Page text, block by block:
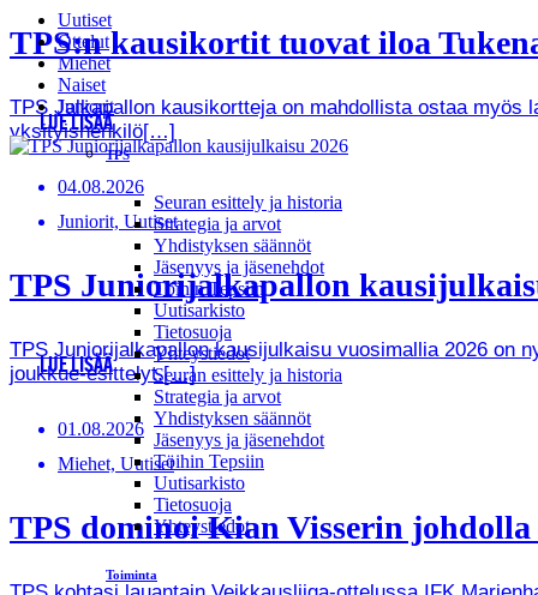
Uutiset
Ottelut
Miehet
Naiset
Juniorit
TPS
Seuran esittely ja historia
Strategia ja arvot
Yhdistyksen säännöt
Jäsenyys ja jäsenehdot
Töihin Tepsiin
Uutisarkisto
Tietosuoja
Yhteystiedot
Seuran esittely ja historia
Strategia ja arvot
Yhdistyksen säännöt
Jäsenyys ja jäsenehdot
Töihin Tepsiin
Uutisarkisto
Tietosuoja
Yhteystiedot
Toiminta
TPS:n kausikortit tuovat iloa
TPS Jalkapallon kausikortteja on mahdollista ostaa
yksityishenkilö[…]
LUE LISÄÄ
04.08.2026
Juniorit, Uutiset
TPS Juniorijalkapallon
TPS Juniorijalkapallon kausijulkaisu vuosimallia 2026 on
joukkue-esittelyt.[…]
LUE LISÄÄ
01.08.2026
Miehet, Uutiset
TPS dominoi Kian Visserin